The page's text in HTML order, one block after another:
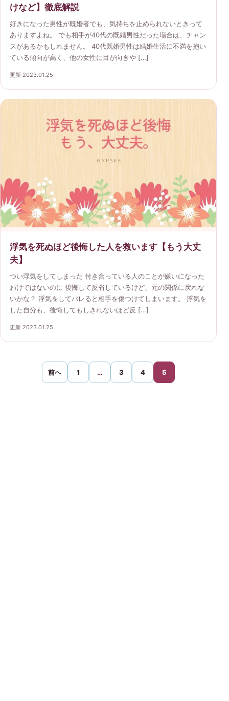
けなど】徹底解説
好きになった男性が既婚者でも、気持ちを止められないときって
ありますよね。 でも相手が40代の既婚男性だった場合は、チャン
スがあるかもしれません。 40代既婚男性は結婚生活に不満を抱い
ている傾向が高く、他の女性に目が向きや […]
更新 2023.01.25
浮気を死ぬほど後悔した人を救います【もう大丈
夫】
つい浮気をしてしまった 付き合っている人のことが嫌いになった
わけではないのに 後悔して反省しているけど、元の関係に戻れな
いかな？ 浮気をしてバレると相手を傷つけてしまいます。 浮気を
した自分も、後悔してもしきれないほど反 […]
更新 2023.01.25
前へ 1 … 3 4 5